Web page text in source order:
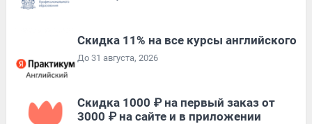
Скидка 11% на все курсы английского
До 31 августа, 2026
Скидка 1000 ₽ на первый заказ от
3000 ₽ на сайте и в приложении